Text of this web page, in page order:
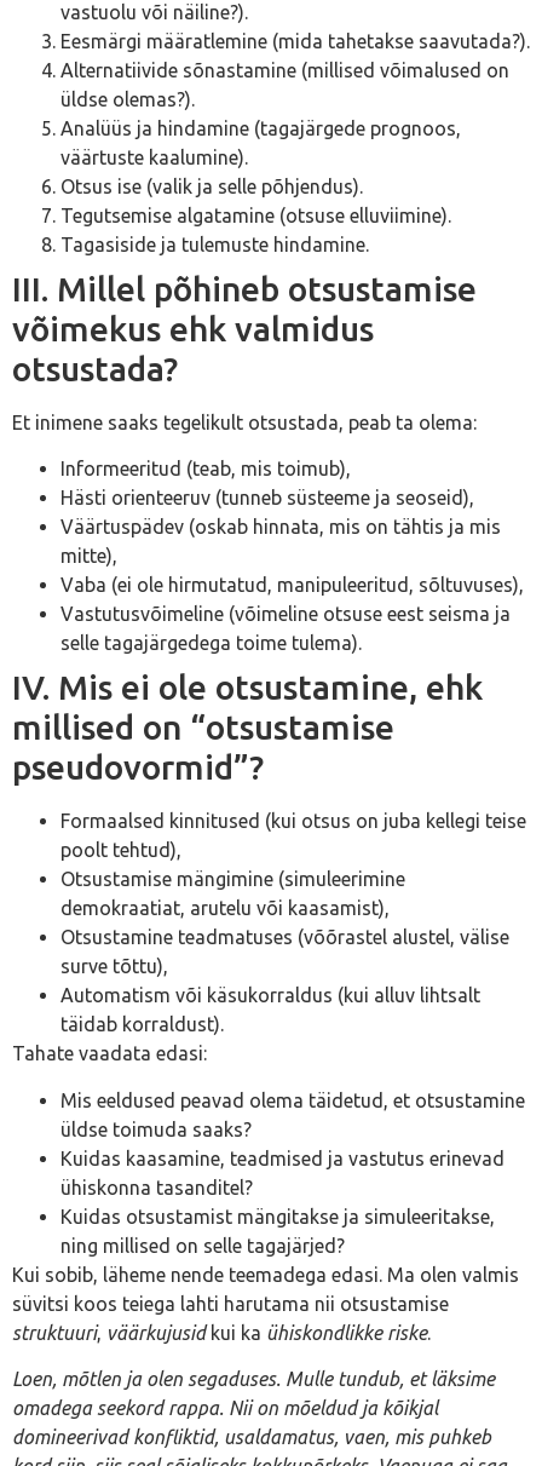
vastuolu või näiline?).
Eesmärgi määratlemine (mida tahetakse saavutada?).
Alternatiivide sõnastamine (millised võimalused on
üldse olemas?).
Analüüs ja hindamine (tagajärgede prognoos,
väärtuste kaalumine).
Otsus ise (valik ja selle põhjendus).
Tegutsemise algatamine (otsuse elluviimine).
Tagasiside ja tulemuste hindamine.
III. Millel põhineb otsustamise
võimekus ehk valmidus
otsustada?
Et inimene saaks tegelikult otsustada, peab ta olema:
Informeeritud (teab, mis toimub),
Hästi orienteeruv (tunneb süsteeme ja seoseid),
Väärtuspädev (oskab hinnata, mis on tähtis ja mis
mitte),
Vaba (ei ole hirmutatud, manipuleeritud, sõltuvuses),
Vastutusvõimeline (võimeline otsuse eest seisma ja
selle tagajärgedega toime tulema).
IV. Mis ei ole otsustamine, ehk
millised on “otsustamise
pseudovormid”?
Formaalsed kinnitused (kui otsus on juba kellegi teise
poolt tehtud),
Otsustamise mängimine (simuleerimine
demokraatiat, arutelu või kaasamist),
Otsustamine teadmatuses (võõrastel alustel, välise
surve tõttu),
Automatism või käsukorraldus (kui alluv lihtsalt
täidab korraldust).
Tahate vaadata edasi:
Mis eeldused peavad olema täidetud, et otsustamine
üldse toimuda saaks?
Kuidas kaasamine, teadmised ja vastutus erinevad
ühiskonna tasanditel?
Kuidas otsustamist mängitakse ja simuleeritakse,
ning millised on selle tagajärjed?
Kui sobib, läheme nende teemadega edasi. Ma olen valmis
süvitsi koos teiega lahti harutama nii otsustamise
struktuuri, väärkujusidkui ka ühiskondlikke riske.
Loen, mõtlen ja olen segaduses. Mulle tundub, et läksime
omadega seekord rappa. Nii on mõeldud ja kõikjal
domineerivad konfliktid, usaldamatus, vaen, mis puhkeb